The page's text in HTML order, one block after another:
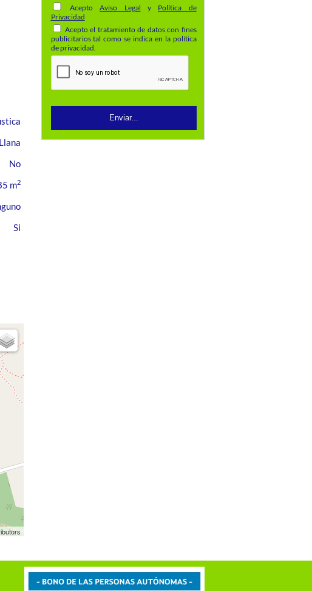
Llana
m2
AceptoAviso Legal y Política de
Privacidad
Acepto el tratamiento de datos con fines
publicitarios tal como se indica en la política
de privacidad.